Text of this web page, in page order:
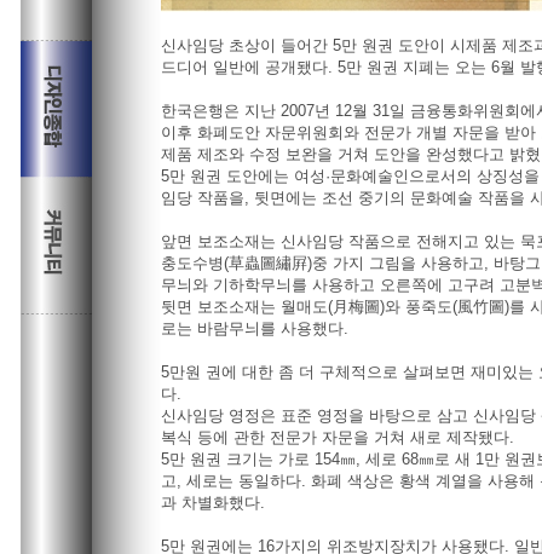
신사임당 초상이 들어간 5만 원권 도안이 시제품 제조
드디어 일반에 공개됐다. 5만 원권 지폐는 오는 6월 발
한국은행은 지난 2007년 12월 31일 금융통화위원회
이후 화폐도안 자문위원회와 전문가 개별 자문을 받
제품 제조와 수정 보완을 거쳐 도안을 완성했다고 밝
5만 원권 도안에는 여성·문화예술인으로서의 상징성
임당 작품을, 뒷면에는 조선 중기의 문화예술 작품을
앞면 보조소재는 신사임당 작품으로 전해지고 있는 묵
충도수병(草蟲圖繡屛)중 가지 그림을 사용하고, 바탕
무늬와 기하학무늬를 사용하고 오른쪽에 고구려 고분
뒷면 보조소재는 월매도(月梅圖)와 풍죽도(風竹圖)를
로는 바람무늬를 사용했다.
5만원 권에 대한 좀 더 구체적으로 살펴보면 재미있는
다.
신사임당 영정은 표준 영정을 바탕으로 삼고 신사임
복식 등에 관한 전문가 자문을 거쳐 새로 제작됐다.
5만 원권 크기는 가로 154㎜, 세로 68㎜로 새 1만 원권
고, 세로는 동일하다. 화폐 색상은 황색 계열을 사용해
과 차별화했다.
5만 원권에는 16가지의 위조방지장치가 사용됐다. 일